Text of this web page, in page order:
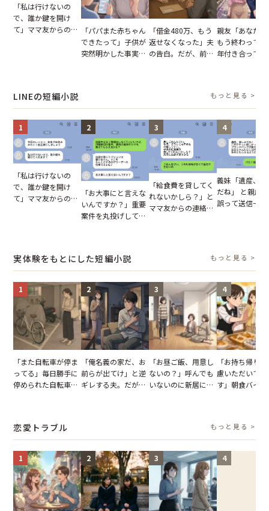
「私は行けないの
で、誰か鍵を開け
て」ママ友からの
「パパまた赤ちゃん
できたって」子供が
突然明かした事実。
「借金480万、もう
返せなくなった」夫
の告白。だが、前日
親友「あなた
もう終わって
年付き合って
LINEの短編小説 もっと見る >
1
「私は行けないの
で、誰か鍵を開け
て」ママ友からの
2
「お大事にと言えな
いんですか？」重要
案件を丸投げして休
3
「給食費を貸してく
れないかしら？」と
ママ友からの連絡。
4
義妹「遺産、
だね」 と親戚
誤って送信→夫
実体験をもとにした短編小説 もっと見る >
1
「また自転車が停ま
ってる」毎日勝手に
停められた自転車。
2
「俺名義の家だ、お
前らが出てけ」と逆
ギレする夫。だが、
3
「お昼ご飯、用意し
ないの？」呼んでも
いないのに新居にあ
4
「お持ち帰り
慮いただいて
す」朝食バイ
が一変
恋愛トラブル もっと見る >
1 2 3 4